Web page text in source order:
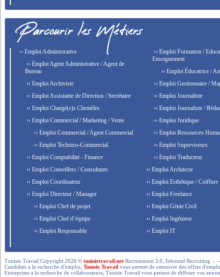
›› Emploi Administrative
›› Emploi Agent Administrative / Agent de
Bureau
›› Emploi Archiviste
›› Emploi Assistante de Direction / Secrétaire
›› Emploi Chargé(e)s Clientèles
›› Emploi Commercial / Marketing / Vente
›› Emploi Commercial / Agent Commercial
›› Emploi Technico-Commercial
›› Emploi Comptabilité - Finance
›› Emploi Conseillers / Consultants
›› Emploi Coordinateur
›› Emploi Directeur / Manager
›› Emploi Chef de projet
›› Emploi Chef d’équipe
›› Emploi Responsable
›› Emploi Formation /
Enseignement
›› Emploi Éducatrice /
›› Emploi Gestionnaire /
›› Emploi Journaliste
›› Emploi Journaliste /
›› Emploi Juridique
›› Emploi Ressources
›› Emploi Superviseurs
›› Emploi Traducteur
›› Emploi Architecte
›› Emploi Esthétique / Coiffure
›› Emploi Freelance
›› Emploi Génie Civil
›› Emploi Ingénieur
›› Emploi IT
Tunisie Travail Copyright 2026 ©tunisietravail.net Recrutement 3.0, Inbound Recruiting .-
Candidats a la recherche d'emploi,Tunisie Travail vous permet de retrouver des offres
Entreprises a la recherche de collaborateurs, Tunisie Travail vous permet de diffuser vos